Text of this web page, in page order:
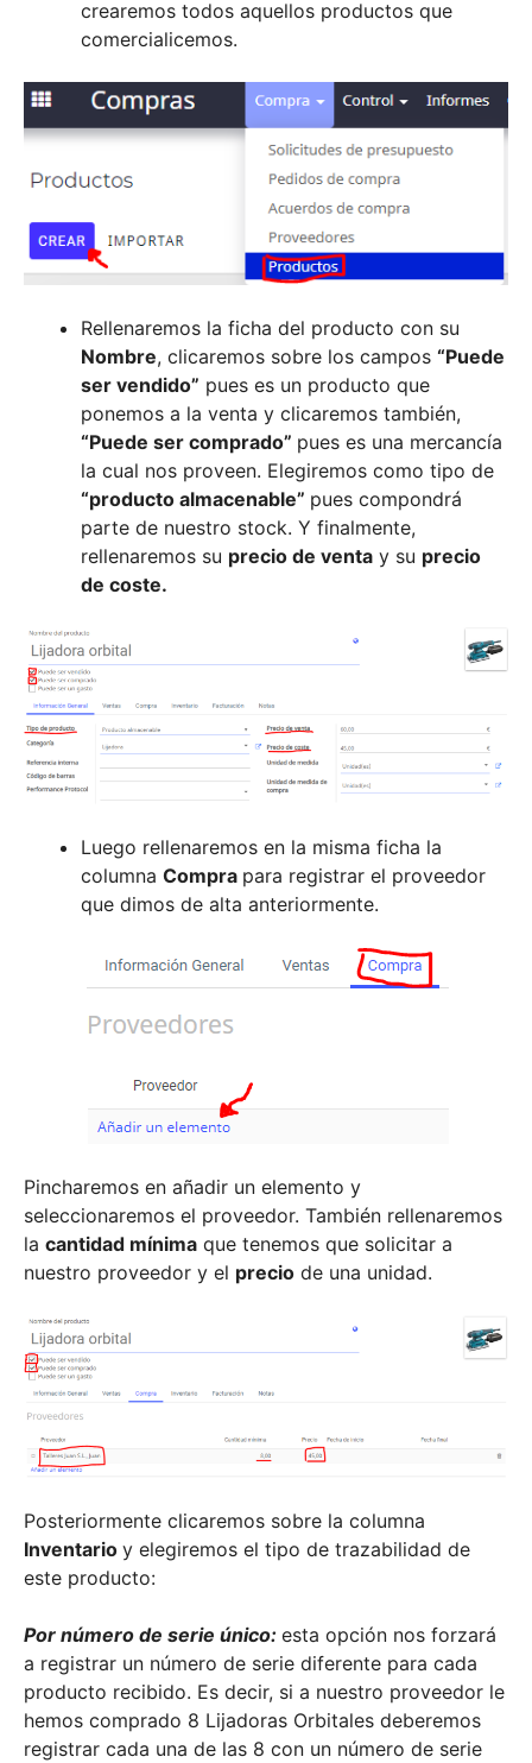
crearemos todos aquellos productos que
comercialicemos.
Rellenaremos la ficha del producto con su
Nombre, clicaremos sobre los campos “Puede
ser vendido” pues es un producto que
ponemos a la venta y clicaremos también,
“Puede ser comprado” pues es una mercancía
la cual nos proveen. Elegiremos como tipo de
“producto almacenable” pues compondrá
parte de nuestro stock. Y finalmente,
rellenaremos su precio de venta y su precio
de coste.
Luego rellenaremos en la misma ficha la
columna Compra para registrar el proveedor
que dimos de alta anteriormente.
Pincharemos en añadir un elemento y
seleccionaremos el proveedor. También rellenaremos
la cantidad mínima que tenemos que solicitar a
nuestro proveedor y el precio de una unidad.
Posteriormente clicaremos sobre la columna
Inventario y elegiremos el tipo de trazabilidad de
este producto:
Por número de serie único: esta opción nos forzará
a registrar un número de serie diferente para cada
producto recibido. Es decir, si a nuestro proveedor le
hemos comprado 8 Lijadoras Orbitales deberemos
registrar cada una de las 8 con un número de serie